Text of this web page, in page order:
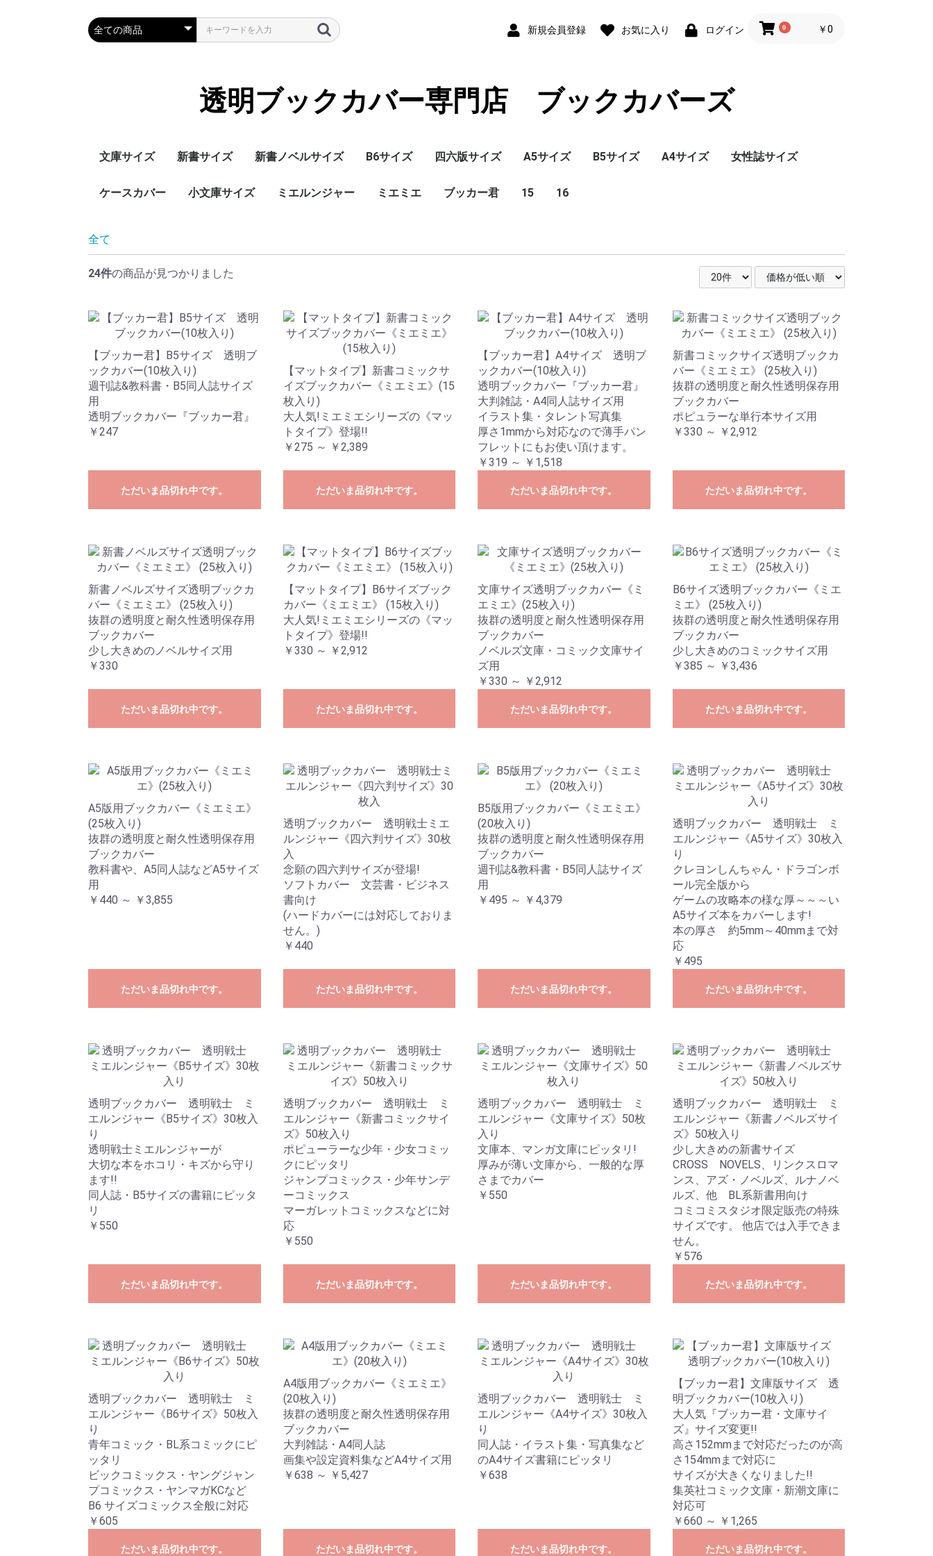
新規会員登録 お気に入り ログイン 0 ￥0
透明ブックカバー専門店 ブックカバーズ
文庫サイズ 新書サイズ 新書ノベルサイズ B6サイズ 四六版サイズ A5サイズ B5サイズ A4サイズ 女性誌サイズ
ケースカバー 小文庫サイズ ミエルンジャー ミエミエ ブッカー君 15 16
全て
24件の商品が見つかりました
【ブッカー君】B5サイズ 透明ブ
ックカバー(10枚入り)
週刊誌&教科書・B5同人誌サイズ
用
透明ブックカバー『ブッカー君』
￥247
ただいま品切れ中です。
【マットタイプ】新書コミックサ
イズブックカバー《ミエミエ》(15
枚入り)
大人気!ミエミエシリーズの《マッ
トタイプ》登場!!
￥275 ～ ￥2,389
ただいま品切れ中です。
【ブッカー君】A4サイズ 透明ブ
ックカバー(10枚入り)
透明ブックカバー『ブッカー君』
大判雑誌・A4同人誌サイズ用
イラスト集・タレント写真集
厚さ1mmから対応なので薄手パン
フレットにもお使い頂けます。
￥319 ～ ￥1,518
ただいま品切れ中です。
新書コミックサイズ透明ブックカ
バー《ミエミエ》 (25枚入り)
抜群の透明度と耐久性透明保存用
ブックカバー
ポピュラーな単行本サイズ用
￥330 ～ ￥2,912
ただいま品切れ中です。
新書ノベルズサイズ透明ブックカ
バー《ミエミエ》 (25枚入り)
抜群の透明度と耐久性透明保存用
ブックカバー
少し大きめのノベルサイズ用
￥330
ただいま品切れ中です。
【マットタイプ】B6サイズブック
カバー《ミエミエ》 (15枚入り)
大人気!ミエミエシリーズの《マッ
トタイプ》登場!!
￥330 ～ ￥2,912
ただいま品切れ中です。
文庫サイズ透明ブックカバー《ミ
エミエ》(25枚入り)
抜群の透明度と耐久性透明保存用
ブックカバー
ノベルズ文庫・コミック文庫サイ
ズ用
￥330 ～ ￥2,912
ただいま品切れ中です。
B6サイズ透明ブックカバー《ミエ
ミエ》 (25枚入り)
抜群の透明度と耐久性透明保存用
ブックカバー
少し大きめのコミックサイズ用
￥385 ～ ￥3,436
ただいま品切れ中です。
A5版用ブックカバー《ミエミエ》
(25枚入り)
抜群の透明度と耐久性透明保存用
ブックカバー
教科書や、A5同人誌などA5サイズ
用
￥440 ～ ￥3,855
ただいま品切れ中です。
透明ブックカバー 透明戦士ミエ
ルンジャー《四六判サイズ》30枚
入
念願の四六判サイズが登場!
ソフトカバー 文芸書・ビジネス
書向け
(ハードカバーには対応しておりま
せん。)
￥440
ただいま品切れ中です。
B5版用ブックカバー《ミエミエ》
(20枚入り)
抜群の透明度と耐久性透明保存用
ブックカバー
週刊誌&教科書・B5同人誌サイズ
用
￥495 ～ ￥4,379
ただいま品切れ中です。
透明ブックカバー 透明戦士 ミ
エルンジャー《A5サイズ》30枚入
り
クレヨンしんちゃん・ドラゴンボ
ール完全版から
ゲームの攻略本の様な厚～～～い
A5サイズ本をカバーします!
本の厚さ 約5mm～40mmまで対
応
￥495
ただいま品切れ中です。
透明ブックカバー 透明戦士 ミ
エルンジャー《B5サイズ》30枚入
り
透明戦士ミエルンジャーが
大切な本をホコリ・キズから守り
ます!!
同人誌・B5サイズの書籍にピッタ
リ
￥550
ただいま品切れ中です。
透明ブックカバー 透明戦士 ミ
エルンジャー《新書コミックサイ
ズ》50枚入り
ポピューラーな少年・少女コミッ
クにピッタリ
ジャンプコミックス・少年サンデ
ーコミックス
マーガレットコミックスなどに対
応
￥550
ただいま品切れ中です。
透明ブックカバー 透明戦士 ミ
エルンジャー《文庫サイズ》50枚
入り
文庫本、マンガ文庫にピッタリ!
厚みが薄い文庫から、一般的な厚
さまでカバー
￥550
ただいま品切れ中です。
透明ブックカバー 透明戦士 ミ
エルンジャー《新書ノベルズサイ
ズ》50枚入り
少し大きめの新書サイズ
CROSS NOVELS、リンクスロマ
ンス、アズ・ノベルズ、ルナノベ
ルズ、他 BL系新書用向け
コミコミスタジオ限定販売の特殊
サイズです。 他店では入手できま
せん。
￥576
ただいま品切れ中です。
透明ブックカバー 透明戦士 ミ
エルンジャー《B6サイズ》50枚入
り
青年コミック・BL系コミックにピ
ッタリ
ビックコミックス・ヤングジャン
プコミックス・ヤンマガKCなど
B6 サイズコミックス全般に対応
￥605
ただいま品切れ中です。
A4版用ブックカバー《ミエミエ》
(20枚入り)
抜群の透明度と耐久性透明保存用
ブックカバー
大判雑誌・A4同人誌
画集や設定資料集などA4サイズ用
￥638 ～ ￥5,427
ただいま品切れ中です。
透明ブックカバー 透明戦士 ミ
エルンジャー《A4サイズ》30枚入
り
同人誌・イラスト集・写真集など
のA4サイズ書籍にピッタリ
￥638
ただいま品切れ中です。
【ブッカー君】文庫版サイズ 透
明ブックカバー(10枚入り)
大人気『ブッカー君・文庫サイ
ズ』サイズ変更!!
高さ152mmまで対応だったのが高
さ154mmまで対応に
サイズが大きくなりました!!
集英社コミック文庫・新潮文庫に
対応可
￥660 ～ ￥1,265
ただいま品切れ中です。